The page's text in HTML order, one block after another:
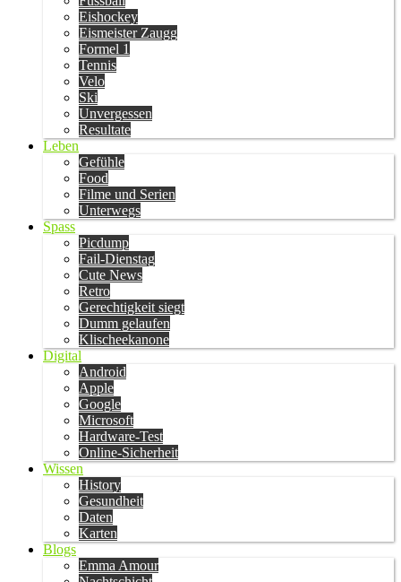
Eishockey
Eismeister Zaugg
Formel 1
Tennis
Velo
Ski
Unvergessen
Resultate
Leben
Gefühle
Food
Filme und Serien
Unterwegs
Spass
Picdump
Fail-Dienstag
Cute News
Retro
Gerechtigkeit siegt
Dumm gelaufen
Klischeekanone
Digital
Android
Apple
Google
Microsoft
Hardware-Test
Online-Sicherheit
Wissen
History
Gesundheit
Daten
Karten
Blogs
Emma Amour